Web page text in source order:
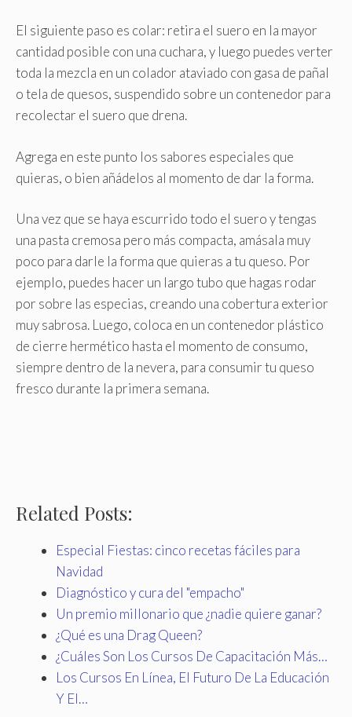
El siguiente paso es colar: retira el suero en la mayor
cantidad posible con una cuchara, y luego puedes verter
toda la mezcla en un colador ataviado con gasa de pañal
o tela de quesos, suspendido sobre un contenedor para
recolectar el suero que drena.
Agrega en este punto los sabores especiales que
quieras, o bien añádelos al momento de dar la forma.
Una vez que se haya escurrido todo el suero y tengas
una pasta cremosa pero más compacta, amásala muy
poco para darle la forma que quieras a tu queso. Por
ejemplo, puedes hacer un largo tubo que hagas rodar
por sobre las especias, creando una cobertura exterior
muy sabrosa. Luego, coloca en un contenedor plástico
de cierre hermético hasta el momento de consumo,
siempre dentro de la nevera, para consumir tu queso
fresco durante la primera semana.
Related Posts:
Especial Fiestas: cinco recetas fáciles para
Navidad
Diagnóstico y cura del "empacho"
Un premio millonario que ¿nadie quiere ganar?
¿Qué es una Drag Queen?
¿Cuáles Son Los Cursos De Capacitación Más…
Los Cursos En Línea, El Futuro De La Educación
Y El…